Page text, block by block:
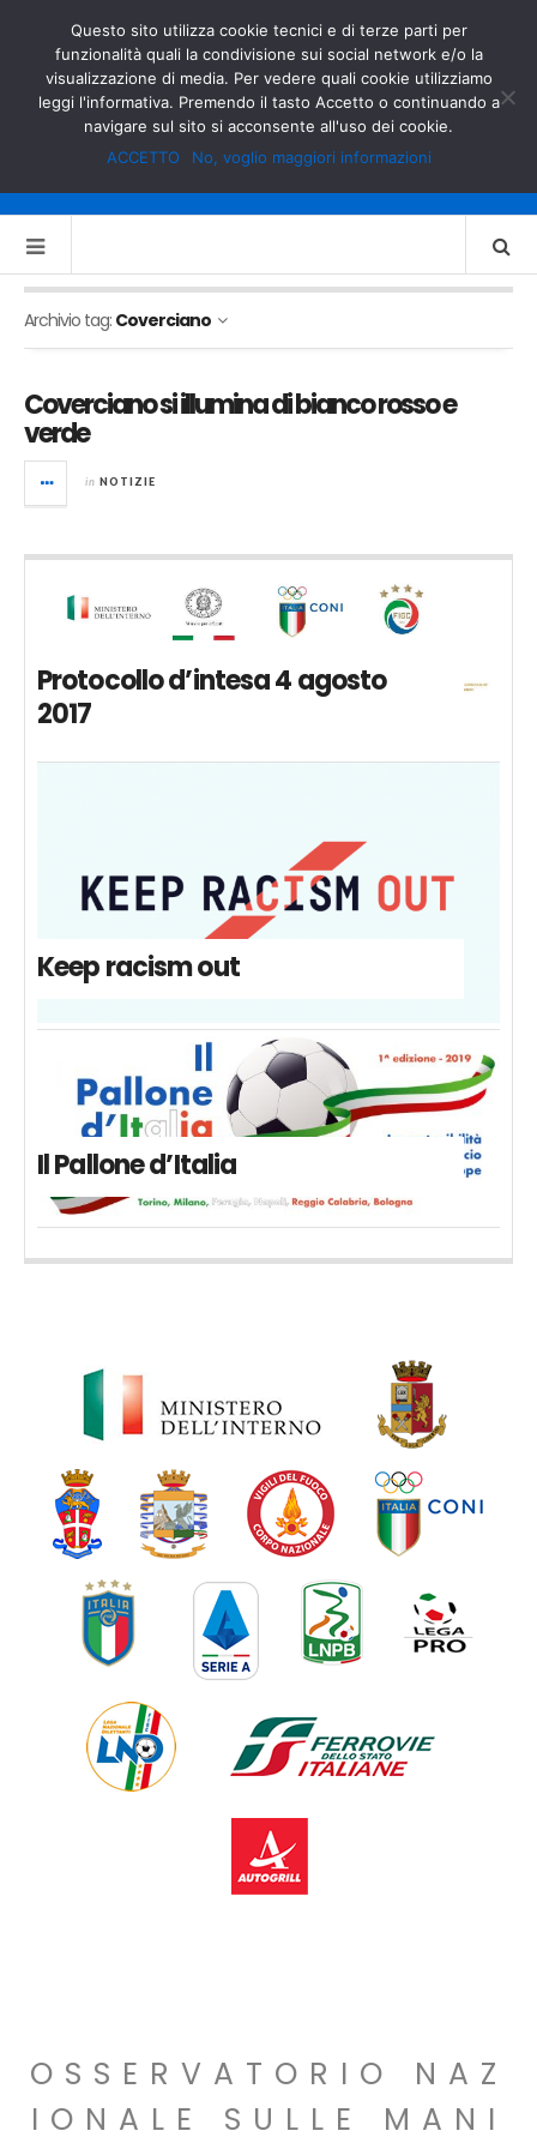
MINISTERO DELL’INTERNO
GOVERNO.IT
Archivio tag: Coverciano
Coverciano si illumina di bianco rosso e
verde
in NOTIZIE
Protocollo d’intesa 4 agosto
2017
Keep racism out
Il Pallone d’Italia
OSSERVATORIO NAZ
IONALE SULLE MANI
Questo sito utilizza cookie tecnici e di terze parti per
funzionalità quali la condivisione sui social network e/o la
visualizzazione di media. Per vedere quali cookie utilizziamo
leggi l'informativa. Premendo il tasto Accetto o continuando a
navigare sul sito si acconsente all'uso dei cookie.
ACCETTO
No, voglio maggiori informazioni